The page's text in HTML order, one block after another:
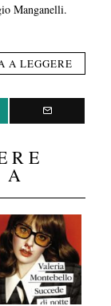
Manganelli.
A LEGGERE